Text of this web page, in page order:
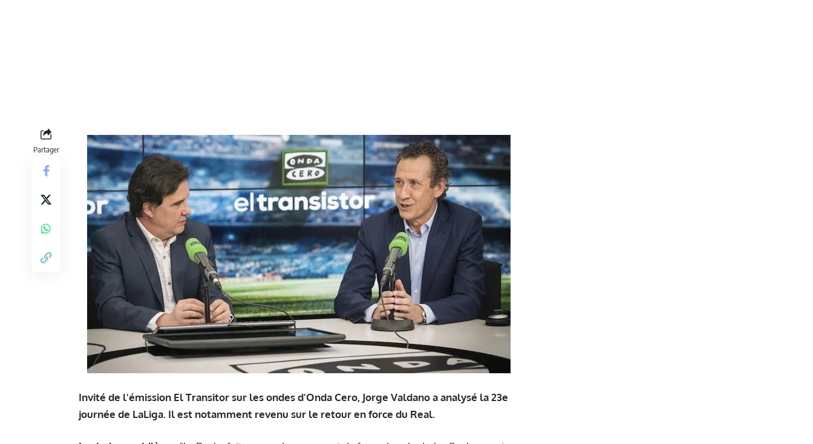
Partager
Invité de l'émission El Transitor sur les ondes d'Onda Cero, Jorge Valdano a analysé la 23e
journée de LaLiga. Il est notamment revenu sur le retour en force du Real.